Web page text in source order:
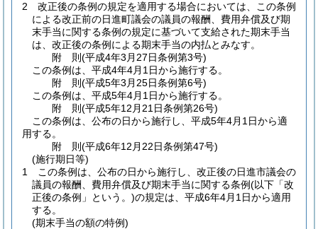
2
改正後の条例の規定を適用する場合においては、この条例
による改正前の日進町議会の議員の報酬、費用弁償及び期
末手当に関する条例の規定に基づいて支給された期末手当
は、改正後の条例による期末手当の内払とみなす。
附 則(平成4年3月27日条例第3号)
この条例は、平成4年4月1日から施行する。
附 則(平成5年3月25日条例第6号)
この条例は、平成5年4月1日から施行する。
附 則(平成5年12月21日条例第26号)
この条例は、公布の日から施行し、平成5年4月1日から適
用する。
附 則(平成6年12月22日条例第47号)
(施行期日等)
1
この条例は、公布の日から施行し、改正後の日進市議会の
議員の報酬、費用弁償及び期末手当に関する条例(以下「改
正後の条例」という。)の規定は、平成6年4月1日から適用
する。
(期末手当の額の特例)